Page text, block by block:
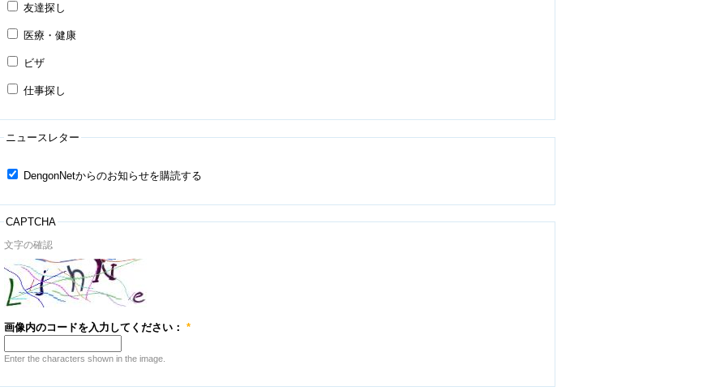
友達探し
医療・健康
ビザ
仕事探し
ニュースレター
DengonNetからのお知らせを購読する
CAPTCHA
文字の確認
画像内のコードを入力してください： *
Enter the characters shown in the image.